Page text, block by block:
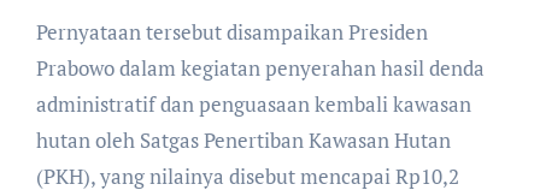
Pernyataan tersebut disampaikan Presiden
Prabowo dalam kegiatan penyerahan hasil denda
administratif dan penguasaan kembali kawasan
hutan oleh Satgas Penertiban Kawasan Hutan
(PKH), yang nilainya disebut mencapai Rp10,2